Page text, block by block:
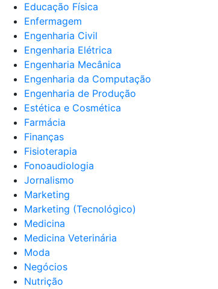
Educação Física
Enfermagem
Engenharia Civil
Engenharia Elétrica
Engenharia Mecânica
Engenharia da Computação
Engenharia de Produção
Estética e Cosmética
Farmácia
Finanças
Fisioterapia
Fonoaudiologia
Jornalismo
Marketing
Marketing (Tecnológico)
Medicina
Medicina Veterinária
Moda
Negócios
Nutrição